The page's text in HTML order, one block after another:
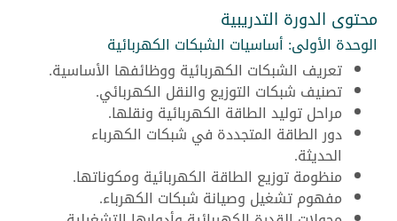
محتوى الدورة التدريبية
الوحدة الأولى: أساسيات الشبكات الكهربائية
تعريف الشبكات الكهربائية ووظائفها الأساسية.
تصنيف شبكات التوزيع والنقل الكهربائي.
مراحل توليد الطاقة الكهربائية ونقلها.
دور الطاقة المتجددة في شبكات الكهرباء
الحديثة.
منظومة توزيع الطاقة الكهربائية ومكوناتها.
مفهوم تشغيل وصيانة شبكات الكهرباء.